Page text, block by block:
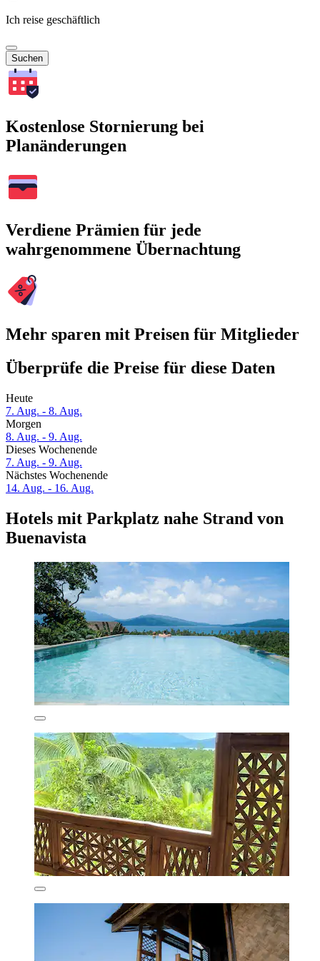
Ich reise geschäftlich
Suchen
Kostenlose Stornierung bei
Planänderungen
Verdiene Prämien für jede
wahrgenommene Übernachtung
Mehr sparen mit Preisen für Mitglieder
Überprüfe die Preise für diese Daten
Heute
7. Aug. - 8. Aug.
Morgen
8. Aug. - 9. Aug.
Dieses Wochenende
7. Aug. - 9. Aug.
Nächstes Wochenende
14. Aug. - 16. Aug.
Hotels mit Parkplatz nahe Strand von
Buenavista